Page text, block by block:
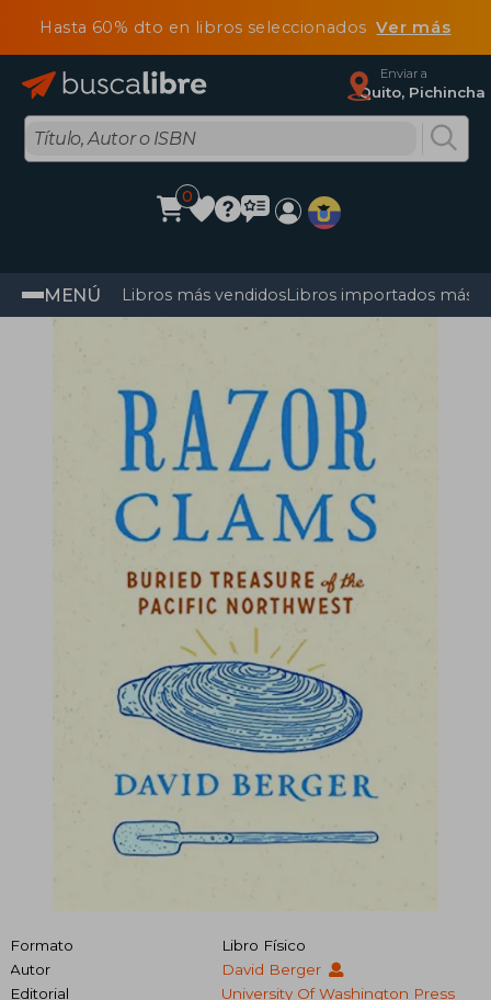
Hasta 60% dto en libros seleccionadosVer más
Enviar a
Quito, Pichincha
0
MENÚ Libros más vendidosLibros importados más
Formato
Libro Físico
Autor
David Berger
Editorial
University Of Washington Press